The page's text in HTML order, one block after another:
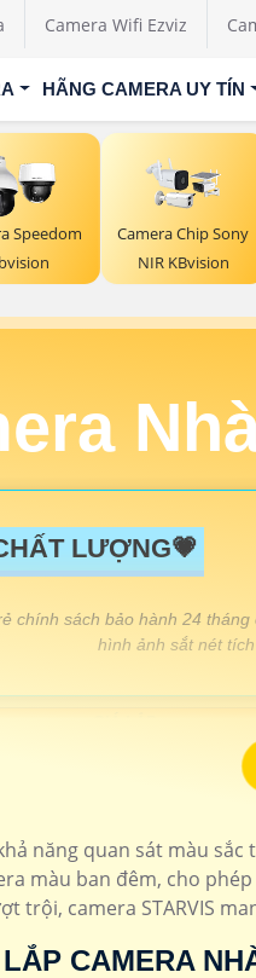
Camera Wifi Ezviz
HÃNG CAMERA UY TÍN
Speedom
Camera Chip Sony
NIR KBvision
LƯỢNG💗
chính sách bảo hành 24
hình ảnh sắt nét
năng quan sát màu
màu ban đêm, cho
trội, camera STARVIS
LẮP CAMERA